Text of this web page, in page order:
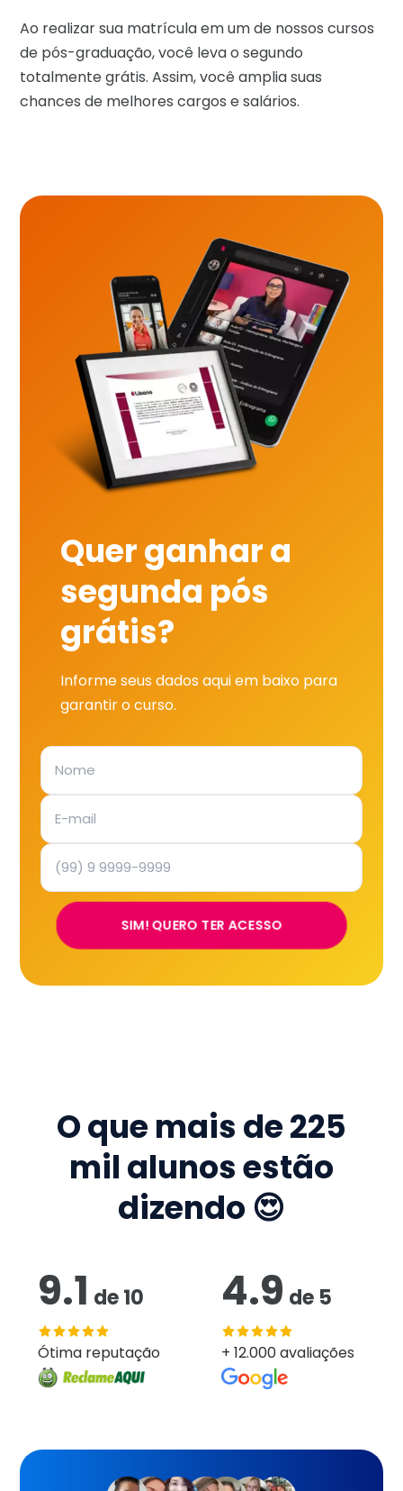
Ao realizar sua matrícula em um de nossos cursos
de pós-graduação, você leva o segundo
totalmente grátis. Assim, você amplia suas
chances de melhores cargos e salários.
Quer ganhar a
segunda pós
grátis?
Informe seus dados aqui em baixo para
garantir o curso.
SIM! QUERO TER ACESSO
O que mais de225
mil alunos estão
dizendo 😍
9.1 de10
Ótima reputação
4.9 de 5
+ 12.000 avaliações